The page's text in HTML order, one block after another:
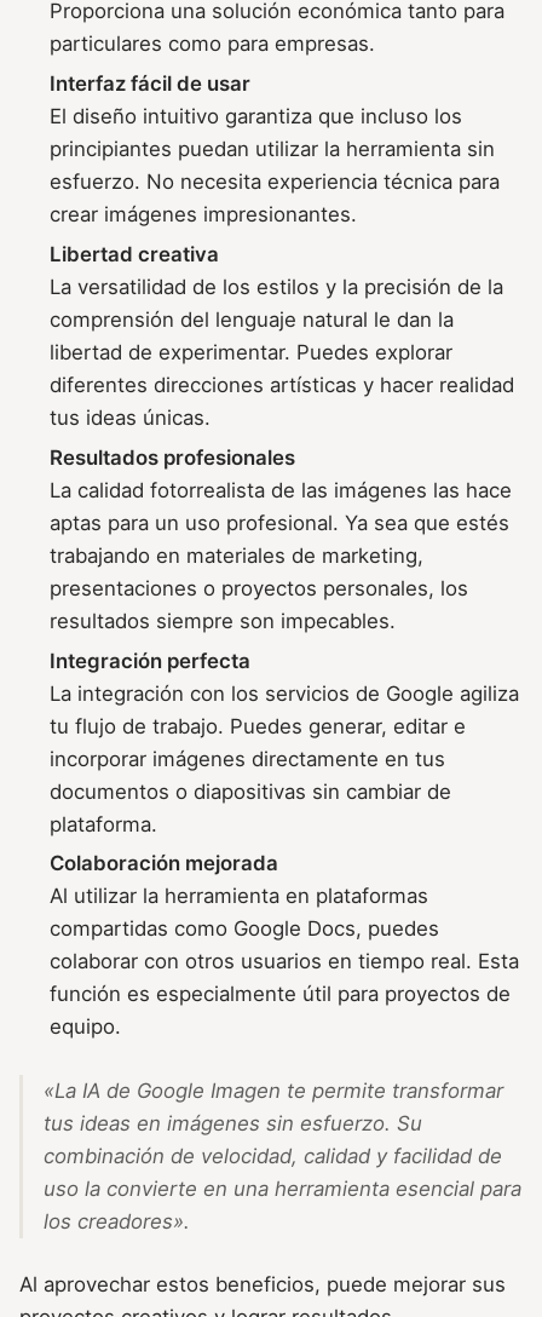
Proporciona una solución económica tanto para
particulares como para empresas.
Interfaz fácil de usar
El diseño intuitivo garantiza que incluso los
principiantes puedan utilizar la herramienta sin
esfuerzo. No necesita experiencia técnica para
crear imágenes impresionantes.
Libertad creativa
La versatilidad de los estilos y la precisión de la
comprensión del lenguaje natural le dan la
libertad de experimentar. Puedes explorar
diferentes direcciones artísticas y hacer realidad
tus ideas únicas.
Resultados profesionales
La calidad fotorrealista de las imágenes las hace
aptas para un uso profesional. Ya sea que estés
trabajando en materiales de marketing,
presentaciones o proyectos personales, los
resultados siempre son impecables.
Integración perfecta
La integración con los servicios de Google agiliza
tu flujo de trabajo. Puedes generar, editar e
incorporar imágenes directamente en tus
documentos o diapositivas sin cambiar de
plataforma.
Colaboración mejorada
Al utilizar la herramienta en plataformas
compartidas como Google Docs, puedes
colaborar con otros usuarios en tiempo real. Esta
función es especialmente útil para proyectos de
equipo.
«La IA de Google Imagen te permite transformar
tus ideas en imágenes sin esfuerzo. Su
combinación de velocidad, calidad y facilidad de
uso la convierte en una herramienta esencial para
los creadores».
Al aprovechar estos beneficios, puede mejorar sus